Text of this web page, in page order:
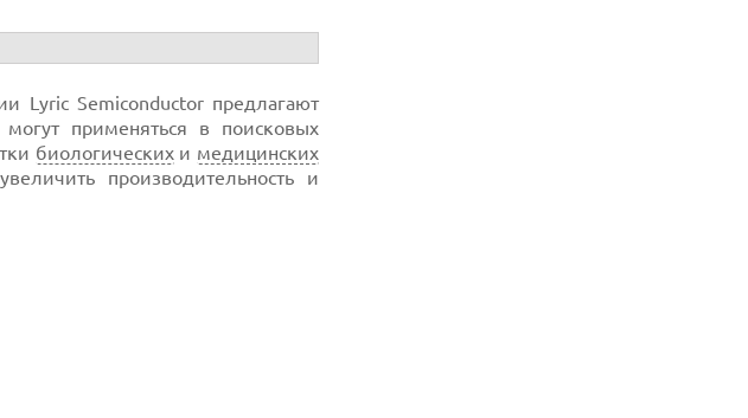
Lyric Semiconductor предлагают
применяться в поисковых
биологическихи медицинских
производительность и